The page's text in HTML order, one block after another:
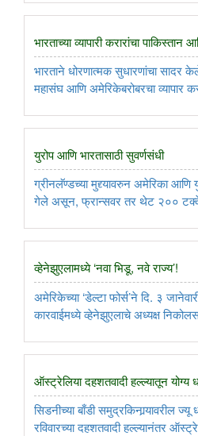
भारताच्या व्यापारी करारांचा
भारताने धोरणात्मक सुधारणांचा सादर
महासंघ आणि अमेरिकेबरोबरचा व्यापार
युरोप आणि भारतासाठी सुवर्णसंधी
ग्रीनलॅण्डच्या मुद्द्यावरुन अमेरिका
गेले असून, फ्रान्सवर तर थेट २००
व्हेनेझुएलामध्ये ‘नवा भिडू, नवे राज्य’!
अमेरिकेच्या ‘डेल्टा फोर्स’ने दि. ३
कारवाईमध्ये व्हेनेझुएलाचे अध्यक्ष
ऑस्ट्रेलिया दहशतवादी हल्ल्यातून योग्य
सिडनीच्या बाँडी समुद्रकिनार्‍यावरील ज्यू
रविवारच्या दहशतवादी हल्ल्यानंतर